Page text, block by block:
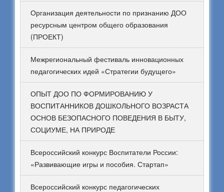
Организация деятельности по признанию ДОО
ресурсным центром общего образования
(ПРОЕКТ)
Межрегиональный фестиваль инновационных
педагогических идей «Стратегии будущего»
ОПЫТ ДОО ПО ФОРМИРОВАНИЮ У
ВОСПИТАННИКОВ ДОШКОЛЬНОГО ВОЗРАСТА
ОСНОВ БЕЗОПАСНОГО ПОВЕДЕНИЯ В БЫТУ,
СОЦИУМЕ, НА ПРИРОДЕ
Всероссийский конкурс Воспитатели России:
«Развивающие игры и пособия. Стартап»
Всероссийский конкурс педагогических